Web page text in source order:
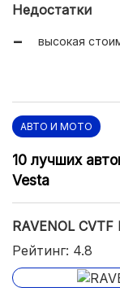
Недостатки
высокая
АВТО И МОТО
10 лучших
Vesta
RAVENOL
Рейтинг: 4.8